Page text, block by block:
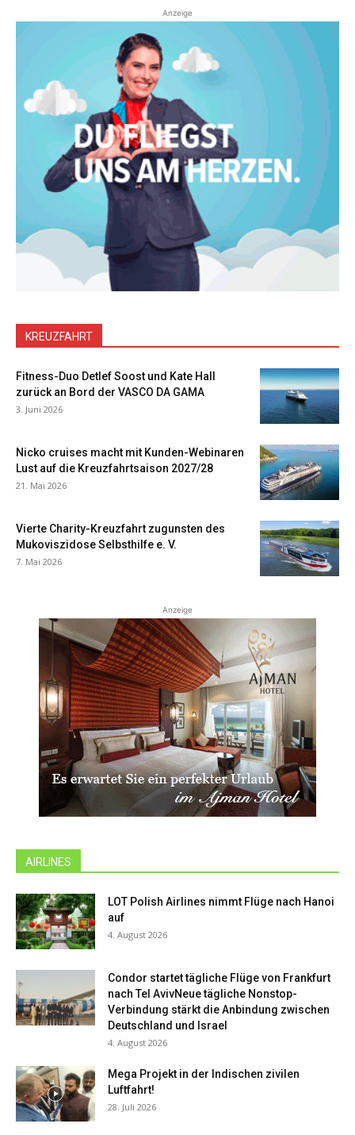
Anzeige
KREUZFAHRT
Fitness-Duo Detlef Soost und Kate Hall
zurück an Bord der VASCO DA GAMA
3. Juni 2026
Nicko cruises macht mit Kunden-Webinaren
Lust auf die Kreuzfahrtsaison 2027/28
21. Mai 2026
Vierte Charity-Kreuzfahrt zugunsten des
Mukoviszidose Selbsthilfe e. V.
7. Mai 2026
Anzeige
AIRLINES
LOT Polish Airlines nimmt Flüge nach Hanoi
auf
4. August 2026
Condor startet tägliche Flüge von Frankfurt
nach Tel AvivNeue tägliche Nonstop-
Verbindung stärkt die Anbindung zwischen
Deutschland und Israel
4. August 2026
Mega Projekt in der Indischen zivilen
Luftfahrt!
28. Juli 2026